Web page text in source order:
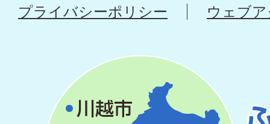
プライバシーポリシー
ウェブ